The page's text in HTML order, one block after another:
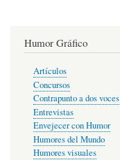
Humor Gráfico
Artículos
Concursos
Contrapunto a dos voces
Entrevistas
Envejecer con Humor
Humores del Mundo
Humores visuales